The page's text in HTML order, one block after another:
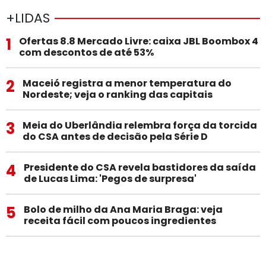
+LIDAS
1
Ofertas 8.8 Mercado Livre: caixa JBL Boombox 4
com descontos de até 53%
2
Maceió registra a menor temperatura do
Nordeste; veja o ranking das capitais
3
Meia do Uberlândia relembra força da torcida
do CSA antes de decisão pela Série D
4
Presidente do CSA revela bastidores da saída
de Lucas Lima: 'Pegos de surpresa'
5
Bolo de milho da Ana Maria Braga: veja
receita fácil com poucos ingredientes